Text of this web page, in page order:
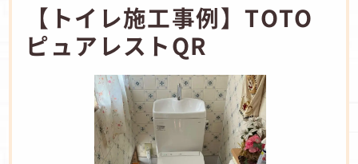
【トイレ施工事例】TOTO
ピュアレストQR